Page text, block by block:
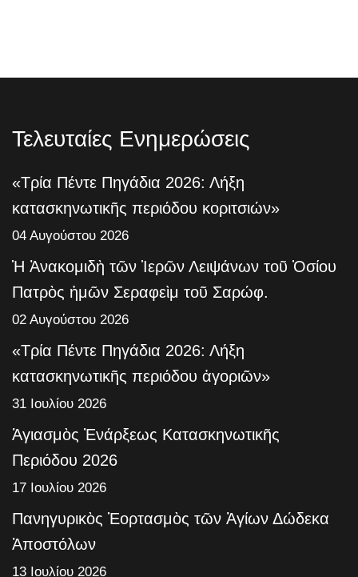
Τελευταίες Ενημερώσεις
«Τρία Πέντε Πηγάδια 2026: Λήξη
κατασκηνωτικῆς περιόδου κοριτσιών»
04 Αυγούστου 2026
Ἡ Ἀνακομιδὴ τῶν Ἱερῶν Λειψάνων τοῦ Ὁσίου
Πατρὸς ἡμῶν Σεραφεὶμ τοῦ Σαρώφ.
02 Αυγούστου 2026
«Τρία Πέντε Πηγάδια 2026: Λήξη
κατασκηνωτικῆς περιόδου ἀγοριῶν»
31 Ιουλίου 2026
Ἁγιασμὸς Ἐνάρξεως Κατασκηνωτικῆς
Περιόδου 2026
17 Ιουλίου 2026
Πανηγυρικὸς Ἑορτασμὸς τῶν Ἁγίων Δώδεκα
Ἀποστόλων
13 Ιουλίου 2026